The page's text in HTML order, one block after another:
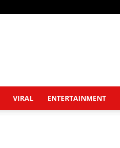
VIRAL ENTERTAINMENT